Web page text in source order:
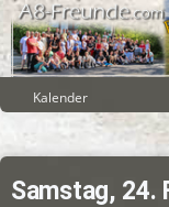
Kalender
Samstag, 24.